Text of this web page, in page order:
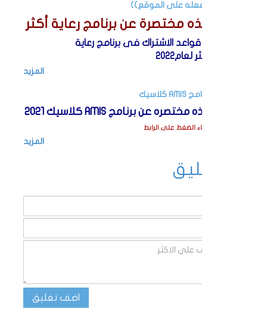
مفعله على الموقع))
نبذه مختصرة عن برنامج رعاية أكثر
1- قواعد الاشتراك فى برنامج رعاية
أكثر لعام2022
المزيد
برنامج AMIS كلاسيك
نبذه مختصره عن برنامج AMIS كلاسيك 2021
برجاء الضغط على الرابط
المزيد
اضف تعليق